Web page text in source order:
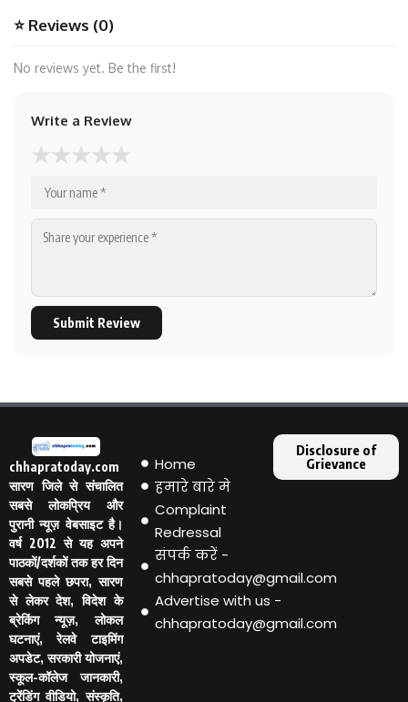
⭐ Reviews (0)
No reviews yet. Be the first!
Write a Review
★★★★★
Submit Review
chhapratoday.com
सारण जिले से संचालित
सबसे लोकप्रिय और
पुरानी न्यूज़ वेबसाइट है।
वर्ष 2012 से यह अपने
पाठकों/दर्शकों तक हर दिन
सबसे पहले छपरा, सारण
से लेकर देश, विदेश के
ब्रेकिंग न्यूज़, लोकल
घटनाएं, रेलवे टाइमिंग
अपडेट, सरकारी योजनाएं,
स्कूल-कॉलेज जानकारी,
ट्रेंडिंग वीडियो, संस्कृति,
Home
हमारे बारे मे
Complaint
Redressal
संपर्क करें -
chhapratoday@gmail.com
Advertise with us -
chhapratoday@gmail.com
Disclosure of
Grievance